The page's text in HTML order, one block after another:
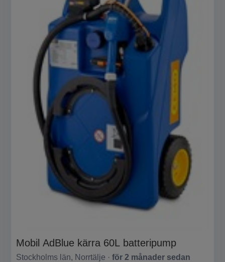
Mobil AdBlue kärra 60L batteripump
Stockholms län, Norrtälje · för 2 månader sedan